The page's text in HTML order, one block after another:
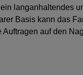
langanhaltendes
Basis kann das
auf den